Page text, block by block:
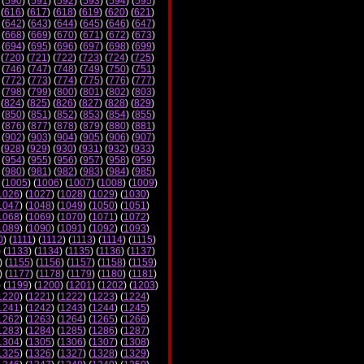
616) (617) (618) (619) (620) (621)
642) (643) (644) (645) (646) (647)
668) (669) (670) (671) (672) (673)
694) (695) (696) (697) (698) (699)
720) (721) (722) (723) (724) (725)
746) (747) (748) (749) (750) (751)
772) (773) (774) (775) (776) (777)
798) (799) (800) (801) (802) (803)
824) (825) (826) (827) (828) (829)
850) (851) (852) (853) (854) (855)
876) (877) (878) (879) (880) (881)
902) (903) (904) (905) (906) (907)
928) (929) (930) (931) (932) (933)
954) (955) (956) (957) (958) (959)
980) (981) (982) (983) (984) (985)
1005) (1006) (1007) (1008) (1009)
) (1027) (1028) (1029) (1030)
) (1048) (1049) (1050) (1051)
) (1069) (1070) (1071) (1072)
) (1090) (1091) (1092) (1093)
) (1111) (1112) (1113) (1114) (1115)
(1133) (1134) (1135) (1136) (1137)
(1155) (1156) (1157) (1158) (1159)
) (1177) (1178) (1179) (1180) (1181)
(1199) (1200) (1201) (1202) (1203)
) (1221) (1222) (1223) (1224)
) (1242) (1243) (1244) (1245)
) (1263) (1264) (1265) (1266)
) (1284) (1285) (1286) (1287)
) (1305) (1306) (1307) (1308)
) (1326) (1327) (1328) (1329)